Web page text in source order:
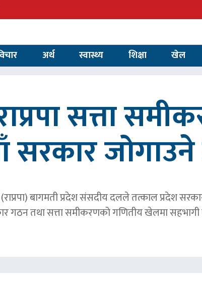
अर्थ स्वास्थ्य शिक्षा खेल
सत्ता
सरकार जोगाउने
(राप्रपा) बागमती प्रदेश संसदीय दलले तत्काल प्रदेश
तथा सत्ता समीकरणको गणितीय खेलमा सहभागी